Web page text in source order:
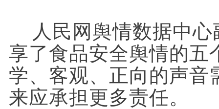
人民网舆情数据中
享了食品安全舆情的五
学、客观、正向的声音
来应承担更多责任。